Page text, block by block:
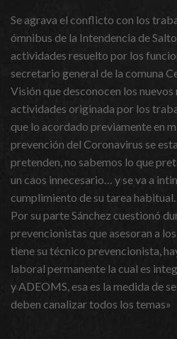
Se agrava el conflicto con los
ómnibus de la Intendencia de
actividades resuelto por los
secretario general de la comuna
Visión que desconocen los
actividades originada por los
que lo acordado previamente en
prevención del Coronavirus se
pretenden, no sabemos lo que
un caos innecesario… y se va a
cumplimiento de su tarea habitual.
Por su parte Sánchez cuestionó
prevencionistas que asesoran a
tiene su técnico prevencionista,
laboral permanente la cual es
y ADEOMS, esa es la medida de
deben canalizar todos los temas»